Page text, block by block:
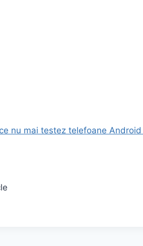
nu mai testez telefoane